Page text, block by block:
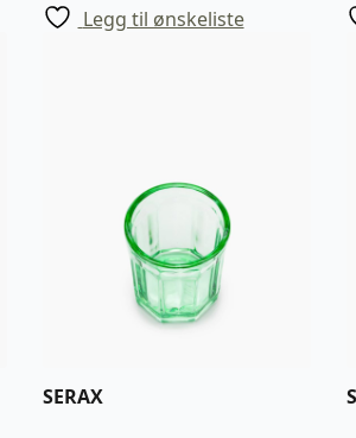
Legg til ønskeliste
SERAX